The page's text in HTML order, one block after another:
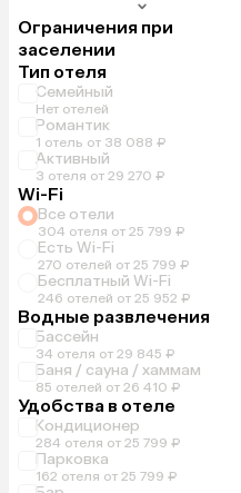
Ограничения при
заселении
Тип отеля
Семейный
Нет отелей
Романтик
1 отель от 38 088 ₽
Активный
3 отеля от 29 270 ₽
Wi-Fi
Все отели
304 отеля от 25 799 ₽
Есть Wi-Fi
270 отелей от 25 799 ₽
Бесплатный Wi-Fi
246 отелей от 25 952 ₽
Водные развлечения
Бассейн
34 отеля от 29 845 ₽
Баня / сауна / хаммам
85 отелей от 26 410 ₽
Удобства в отеле
Кондиционер
284 отеля от 25 799 ₽
Парковка
162 отеля от 25 799 ₽